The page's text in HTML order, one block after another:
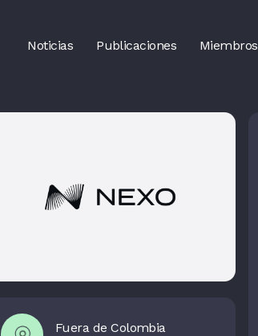
Noticias Publicaciones Miembros
Fuera de Colombia